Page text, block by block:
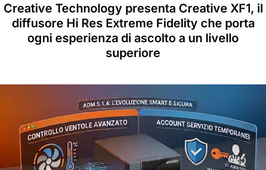
Creative Technology presenta Creative XF1, il
diffusore Hi Res Extreme Fidelity che porta
ogni esperienza di ascolto a un livello
superiore